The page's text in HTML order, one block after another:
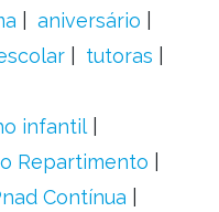
aniversário
tutoras
infantil
Repartimento
Contínua